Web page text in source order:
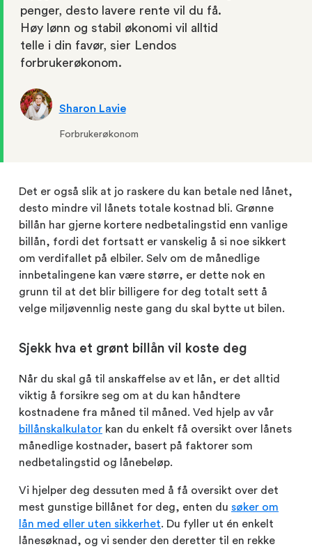
penger, desto lavere rente vil du få.
Høy lønn og stabil økonomi vil alltid
telle i din favør, sier Lendos
forbrukerøkonom.
Sharon Lavie
Forbrukerøkonom
Det er også slik at jo raskere du kan betale ned lånet,
desto mindre vil lånets totale kostnad bli. Grønne
billån har gjerne kortere nedbetalingstid enn vanlige
billån, fordi det fortsatt er vanskelig å si noe sikkert
om verdifallet på elbiler. Selv om de månedlige
innbetalingene kan være større, er dette nok en
grunn til at det blir billigere for deg totalt sett å
velge miljøvennlig neste gang du skal bytte ut bilen.
Sjekk hva et grønt billån vil koste deg
Når du skal gå til anskaffelse av et lån, er det alltid
viktig å forsikre seg om at du kan håndtere
kostnadene fra måned til måned. Ved hjelp av vår
billånskalkulator kan du enkelt få oversikt over lånets
månedlige kostnader, basert på faktorer som
nedbetalingstid og lånebeløp.
Vi hjelper deg dessuten med å få oversikt over det
mest gunstige billånet for deg, enten du søker om
lån med eller uten sikkerhet. Du fyller ut én enkelt
lånesøknad, og vi sender den deretter til en rekke